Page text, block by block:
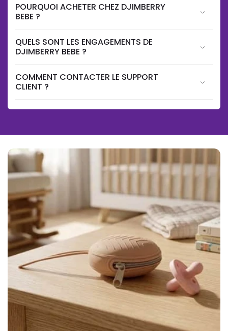
POURQUOI ACHETER CHEZ DJIMBERRY
BEBE ?
QUELS SONT LES ENGAGEMENTS DE
DJIMBERRY BEBE ?
COMMENT CONTACTER LE SUPPORT
CLIENT ?